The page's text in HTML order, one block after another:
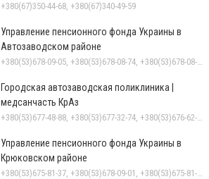
+380(67)350-44-68, +380(67)340-49-59
Управление пенсионного фонда Украины в
Автозаводском районе
+380(53)678-09-05, +380(53)678-08-74, +380(53)678-08-83, +380(53)678-08-41, +380(53)678-08-86
Городская автозаводская поликлиника |
медсанчасть КрАз
+380(53)677-48-88, +380(53)677-32-74, +380(53)676-62-99, +380536766187
Управление пенсионного фонда Украины в
Крюковском районе
+380(53)675-81-37, +380(53)678-09-01, +380(53)675-81-32, +380(53)675-81-40, +380(53)675-81-33, +380(53)675-81-38, +380(53)675-81-31, +380(53)678-08-87